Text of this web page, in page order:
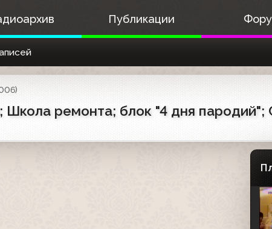
Публикации
ремонта; блок "4 дня пародий";